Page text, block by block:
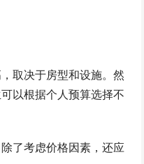
取决于房型和设施。然
以根据个人预算选择不
了考虑价格因素，还应